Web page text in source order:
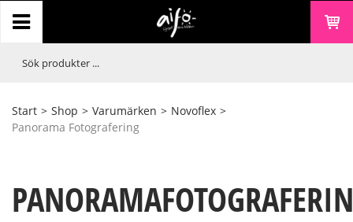
Start > Shop > Varumärken > Novoflex >
Panorama Fotografering